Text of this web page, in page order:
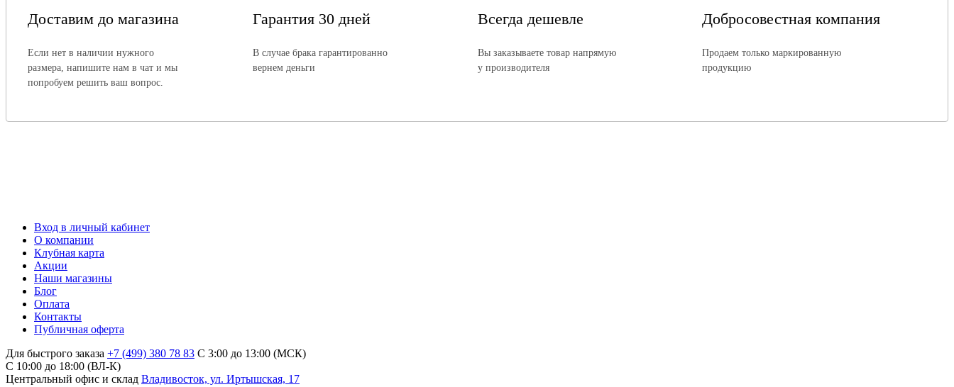
Доставим до магазина
Если нет в наличии нужного
размера, напишите нам в чат и мы
попробуем решить ваш вопрос.
Гарантия 30 дней
В случае брака гарантированно
вернем деньги
Всегда дешевле
Вы заказываете товар напрямую
у производителя
Добросовестная компания
Продаем только маркированную
продукцию
Вход в личный кабинет
О компании
Клубная карта
Акции
Наши магазины
Блог
Оплата
Контакты
Публичная оферта
Для быстрого заказа +7 (499) 380 78 83 С 3:00 до 13:00 (МСК)
C 10:00 до 18:00 (ВЛ-К)
Центральный офис и склад Владивосток, ул. Иртышская, 17